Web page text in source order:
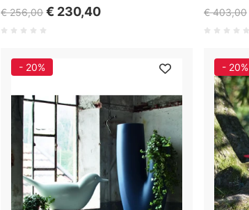
€ 256,00 € 230,40 € 403,00
- 20% - 20%